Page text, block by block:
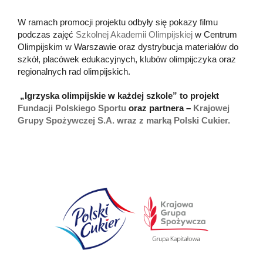
W ramach promocji projektu odbyły się pokazy filmu
podczas zajęć Szkolnej Akademii Olimpijskiej w Centrum
Olimpijskim w Warszawie oraz dystrybucja materiałów do
szkół, placówek edukacyjnych, klubów olimpijczyka oraz
regionalnych rad olimpijskich.
„Igrzyska olimpijskie w każdej szkole” to projekt
Fundacji Polskiego Sportu oraz partnera – Krajowej
Grupy Spożywczej S.A. wraz z marką Polski Cukier.